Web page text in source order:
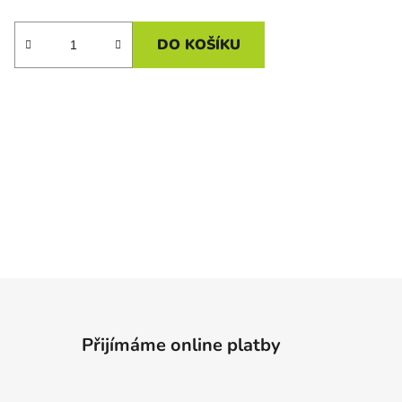
DO KOŠÍKU
Přijímáme online platby